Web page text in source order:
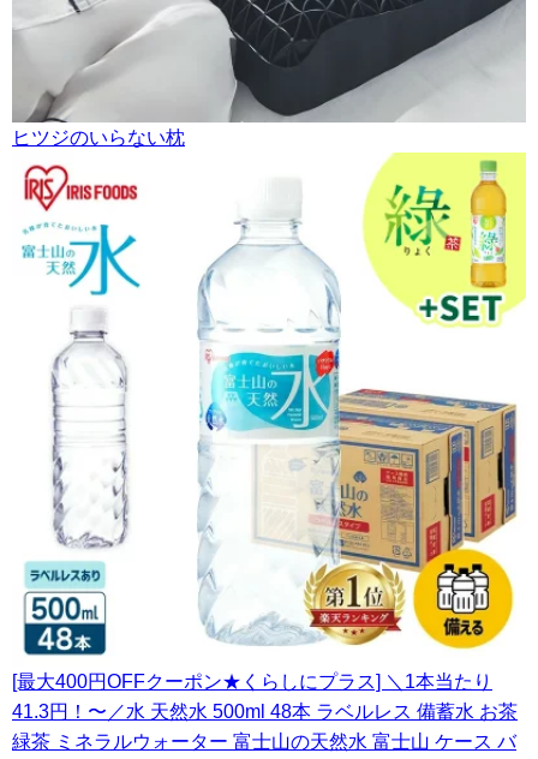
ヒツジのいらない枕
[最大400円OFFクーポン★くらしにプラス] ＼1本当たり
41.3円！〜／水 天然水 500ml 48本 ラベルレス 備蓄水 お茶
緑茶 ミネラルウォーター 富士山の天然水 富士山 ケース バ